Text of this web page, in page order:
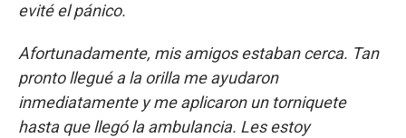
evité el pánico.
Afortunadamente, mis amigos estaban cerca. Tan
pronto llegué a la orilla me ayudaron
inmediatamente y me aplicaron un torniquete
hasta que llegó la ambulancia. Les estoy